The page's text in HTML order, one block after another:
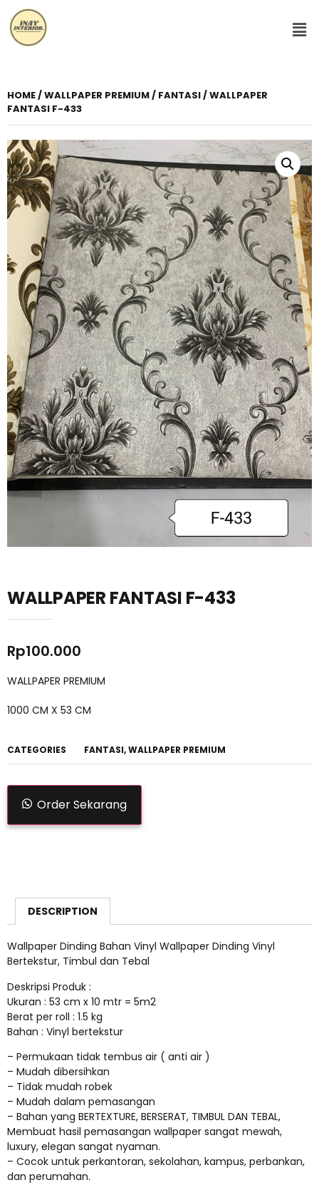
HOME/WALLPAPER PREMIUM/ FANTASI/ WALLPAPER
FANTASI F-433
WALLPAPER FANTASI F-433
Rp100.000
WALLPAPER PREMIUM
1000 CM X 53 CM
CATEGORIES FANTASI,WALLPAPER PREMIUM
Order Sekarang
DESCRIPTION
Wallpaper Dinding Bahan Vinyl Wallpaper Dinding Vinyl
Bertekstur, Timbul dan Tebal
Deskripsi Produk :
Ukuran : 53 cm x 10 mtr = 5m2
Berat per roll : 1.5 kg
Bahan : Vinyl bertekstur
– Permukaan tidak tembus air ( anti air )
– Mudah dibersihkan
– Tidak mudah robek
– Mudah dalam pemasangan
– Bahan yang BERTEXTURE, BERSERAT, TIMBUL DAN TEBAL,
Membuat hasil pemasangan wallpaper sangat mewah,
luxury, elegan sangat nyaman.
– Cocok untuk perkantoran, sekolahan, kampus, perbankan,
dan perumahan.